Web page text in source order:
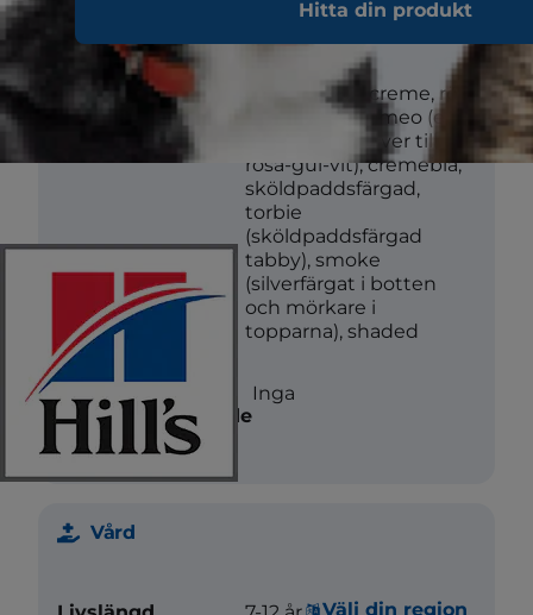
Hitta din produkt
Välj din region
vit, blå, svart, creme, röd,
brun, silver, cameo (en
färg som går över till
rosa-gul-vit), cremeblå,
sköldpaddsfärgad,
torbie
(sköldpaddsfärgad
tabby), smoke
(silverfärgat i botten
och mörkare i
topparna), shaded
allergiframkallande
Inga
Vård